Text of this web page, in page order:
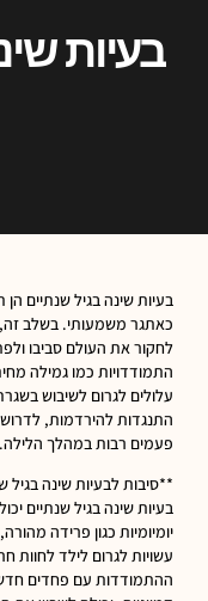
בעיות
בעיות שינה בגיל שנתיים
כאתגר משמעותי. בשלב
לחקור את העולם סביבו
התמודדויות כמו גמילה
עלולים לגרום לשיבוש
התנגדות להירדמות,
פעמים רבות במהלך הלילה.
**סיבות לבעיות שינה בגיל
בעיות שינה בגיל שנתיים
יומיומיות כגון פרידה
עשויות לגרום לילד לחוות
ההתמודדות עם פחדים